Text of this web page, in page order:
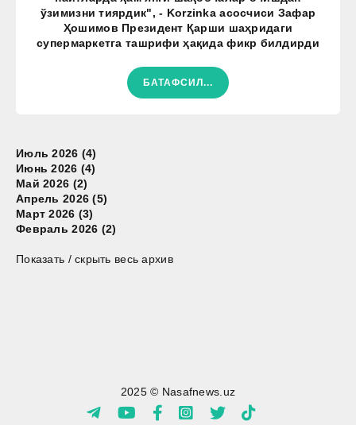
ўзимизни тиярдик", - Korzinka асосчиси Зафар
Ҳошимов Президент Қарши шаҳридаги
супермаркетга ташрифи ҳақида фикр билдирди
БАТАФСИЛ...
Июль 2026 (4)
Июнь 2026 (4)
Май 2026 (2)
Апрель 2026 (5)
Март 2026 (3)
Февраль 2026 (2)
Показать / скрыть весь архив
2025 © Nasafnews.uz